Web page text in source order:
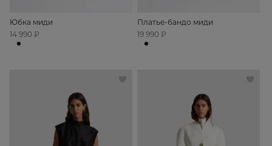
Юбка миди
14 990 ₽
Платье-бандо миди
19 990 ₽